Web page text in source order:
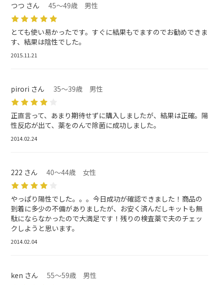
つつ さん 45～49歳 男性
とても使い易かったです。すぐに結果もでますのでお勧めできま
す、結果は陰性でした。
2015.11.21
pirori さん 35～39歳 男性
正直言って、あまり期待せずに購入しましたが、結果は正確。陽
性反応が出て、薬をのんで除菌に成功しました。
2014.02.24
222 さん 40～44歳 女性
やっぱり陽性でした。。。今日成功が確認できました！商品の
到着に多少の不備がありましたが、お安く済んだしキットも無
駄にならなかったので大満足です！残りの検査薬で夫のチェッ
クしようと思います。
2014.02.04
ken さん 55～59歳 男性